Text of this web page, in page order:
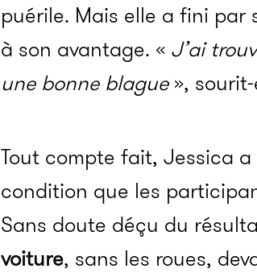
puérile. Mais elle a fini par
à son avantage. « J’ai
une bonne blague»,
Tout compte fait, Jessica
condition que les
Sans doute déçu du
voiture, sans les roues,